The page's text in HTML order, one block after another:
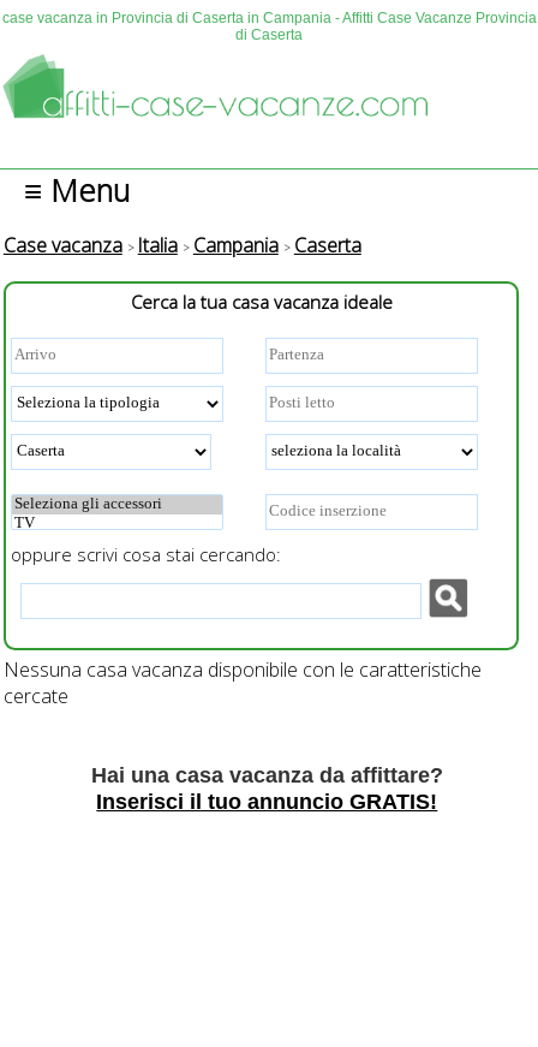
case vacanza in Provincia di Caserta in Campania - Affitti Case Vacanze Provincia
di Caserta
≡ Menu
Case vacanza Italia Campania Caserta
Cerca la tua casa vacanza ideale
oppure scrivi cosa stai cercando:
Nessuna casa vacanza disponibile con le caratteristiche
cercate
Hai una casa vacanza da affittare?
Inserisci il tuo annuncio GRATIS!